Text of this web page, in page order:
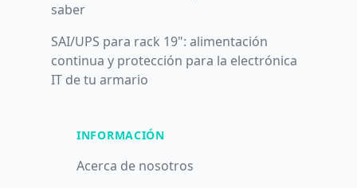
saber
SAI/UPS para rack 19": alimentación
continua y protección para la electrónica
IT de tu armario
INFORMACIÓN
Acerca de nosotros